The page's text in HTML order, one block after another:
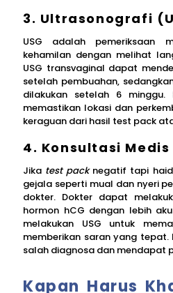
3. Ultrasonografi
USG adalah pemeriksaan
kehamilan dengan melihat
USG transvaginal dapat
setelah pembuahan,
dilakukan setelah 6 minggu.
memastikan lokasi dan
keraguan dari hasil test pack
4. Konsultasi Medis
Jika test pack negatif tapi
gejala seperti mual dan nyeri
dokter. Dokter dapat
hormon hCG dengan lebih
melakukan USG untuk
memberikan saran yang
salah diagnosa dan mendapat
Kapan Harus